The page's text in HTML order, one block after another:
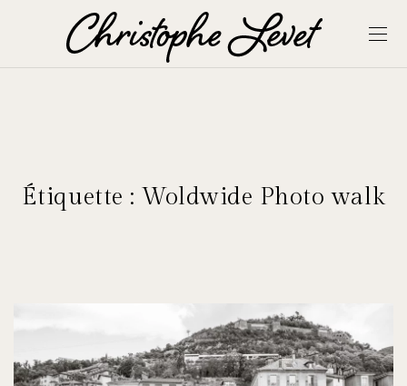
Étiquette :Woldwide Photo walk